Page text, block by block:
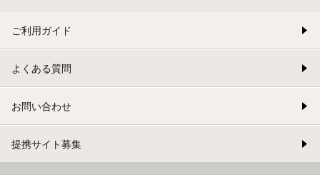
ご利用ガイド
よくある質問
お問い合わせ
提携サイト募集